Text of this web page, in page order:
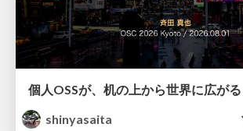
個人OSSが、机の上から世界に広が
shinyasaita